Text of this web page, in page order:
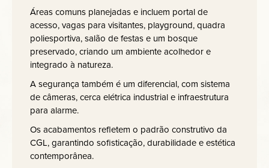
Áreas comuns planejadas e incluem portal de
acesso, vagas para visitantes, playground, quadra
poliesportiva, salão de festas e um bosque
preservado, criando um ambiente acolhedor e
integrado à natureza.
A segurança também é um diferencial, com sistema
de câmeras, cerca elétrica industrial e infraestrutura
para alarme.
Os acabamentos refletem o padrão construtivo da
CGL, garantindo sofisticação, durabilidade e estética
contemporânea.